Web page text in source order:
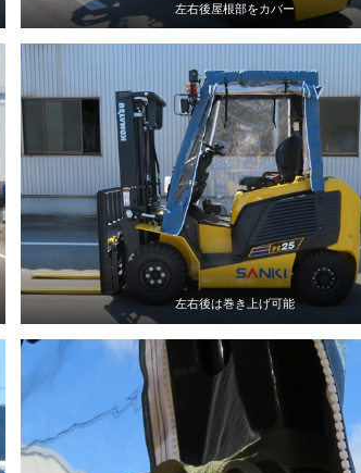
左右後屋根部をカバー
左右後は巻き上げ可能